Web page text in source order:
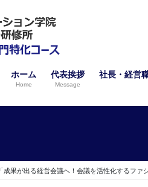
ホーム
Home
代表挨拶
Message
社長・経営
「成果が出る経営会議へ！会議を活性化するフ